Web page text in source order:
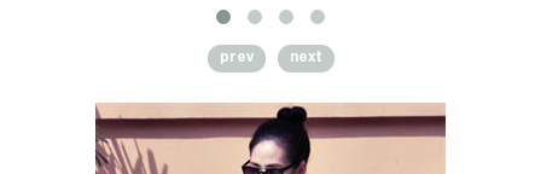
prev next